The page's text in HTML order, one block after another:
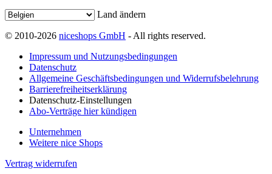
Land ändern
© 2010-2026 niceshops GmbH - All rights reserved.
Impressum und Nutzungsbedingungen
Datenschutz
Allgemeine Geschäftsbedingungen und Widerrufsbelehrung
Barrierefreiheitserklärung
Datenschutz-Einstellungen
Abo-Verträge hier kündigen
Unternehmen
Weitere nice Shops
Vertrag widerrufen